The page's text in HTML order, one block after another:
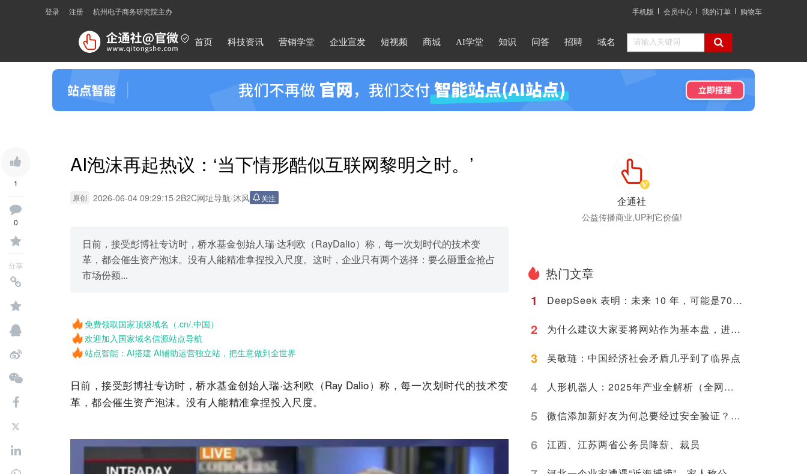
登录 注册 杭州电子商务研究院主办 手机版 会员中心 我的订单 购物车
首页 科技资讯 营销学堂 企业宣发 短视频 商城 AI学堂 知识 问答 招聘 域名
1
0
分享
AI泡沫再起热议：‘当下情形酷似互联网黎明之时。’
原创 2026-06-04 09:29:15·2B2C网址导航·沐风 关注
日前，接受彭博社专访时，桥水基金创始人瑞·达利欧（RayDalio）称，每一次划时代的技术变
革，都会催生资产泡沫。没有人能精准拿捏投入尺度。这时，企业只有两个选择：要么砸重金抢占
市场份额...
免费领取国家顶级域名（.cn/.中国）
欢迎加入国家域名信源站点导航
站点智能：AI搭建 AI辅助运营独立站，把生意做到全世界
日前，接受彭博社专访时，桥水基金创始人瑞·达利欧（Ray Dalio）称，每一次划时代的技术变
革，都会催生资产泡沫。没有人能精准拿捏投入尺度。
企通社
公益传播商业,UP利它价值!
热门文章
1
DeepSeek 表明：未来 10 年，可能是70后80后最艰难的10 年
2 为什么建议大家要将网站作为基本盘，进来看看是否有道理再喷
3 吴敬琏：中国经济社会矛盾几乎到了临界点
4 人形机器人：2025年产业全解析（全网最全国内外玩家排行&细分龙头）
5 微信添加新好友为何总要经过安全验证？背后原因深度解析
6 江西、江苏两省公务员降薪、裁员